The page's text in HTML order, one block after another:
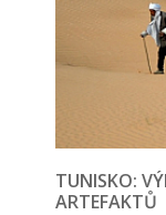
TUNISKO:
ARTEFAKTŮ